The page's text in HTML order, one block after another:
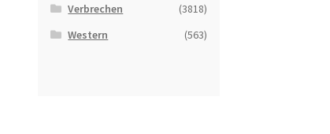
Verbrechen
(3818)
Western
(563)